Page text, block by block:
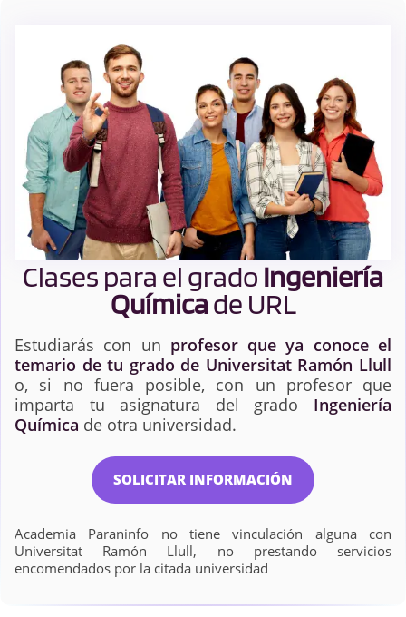
Clases para el grado Ingeniería
Químicade URL
Estudiarás con un profesor que ya conoce el
temario de tu grado de Universitat Ramón Llull
o, si no fuera posible, con un profesor que
imparta tu asignatura del grado Ingeniería
Química de otra universidad.
SOLICITAR INFORMACIÓN
Academia Paraninfo no tiene vinculación alguna con
Universitat Ramón Llull, no prestando servicios
encomendados por la citada universidad